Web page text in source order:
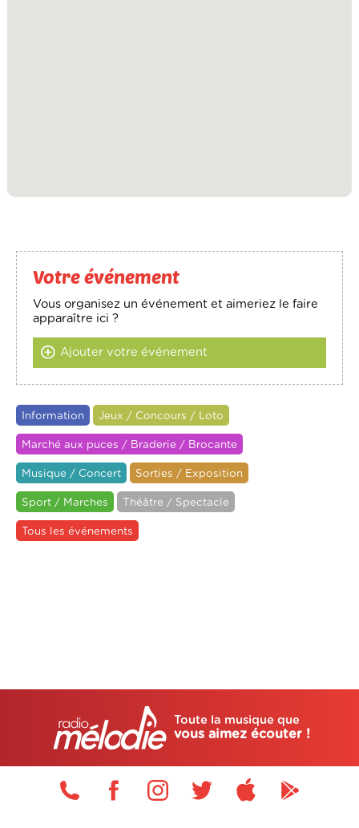
Votre événement
Vous organisez un événement et aimeriez le faire
apparaître ici ?
Ajouter votre événement
Information Jeux / Concours / Loto
Marché aux puces / Braderie / Brocante
Musique / Concert Sorties / Exposition
Sport / Marches Théâtre / Spectacle
Tous les événements
Toute la musique que
vous aimez écouter !